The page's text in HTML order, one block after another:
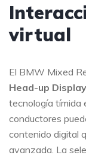
virtual
El BMW Mixed
Head-up
tecnología tímida
conductores
contenido digital
avanzada. La